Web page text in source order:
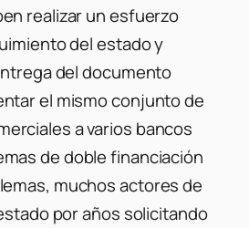
realizar un esfuerzo
del estado y
del documento
el mismo conjunto de
a varios bancos
de doble financiación
muchos actores de
por años solicitando